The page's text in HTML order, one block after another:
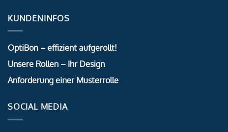
KUNDENINFOS
OptiBon – effizient aufgerollt!
Unsere Rollen – Ihr Design
Anforderung einer Musterrolle
SOCIAL MEDIA